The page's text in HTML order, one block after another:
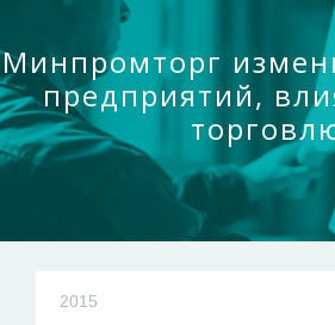
Минпромторг
предприятий,